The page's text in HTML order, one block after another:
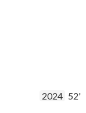
2024 52'